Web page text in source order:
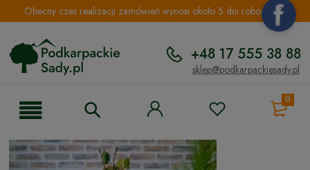
Obecny czas realizacji zamówień wynosi około 5 dni roboczych.
+48 17 555 38 88
sklep@podkarpackiesady.pl
0